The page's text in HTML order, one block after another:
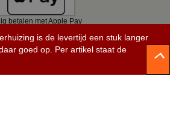
betalen met Apple Pay
is de levertijd een stuk langer
goed op. Per artikel staat de